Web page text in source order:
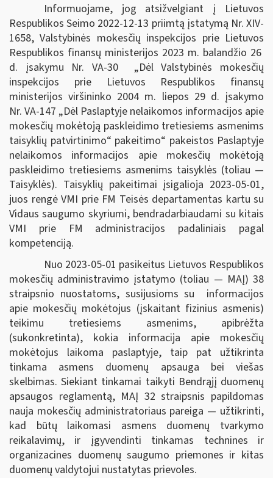
Informuojame, jog atsižvelgiant į Lietuvos
Respublikos Seimo 2022-12-13 priimtą įstatymą Nr. XIV-
1658, Valstybinės mokesčių inspekcijos prie Lietuvos
Respublikos finansų ministerijos 2023 m. balandžio 26
d. įsakymu Nr. VA-30 „Dėl Valstybinės mokesčių
inspekcijos prie Lietuvos Respublikos finansų
ministerijos viršininko 2004 m. liepos 29 d. įsakymo
Nr. VA-147 „Dėl Paslaptyje nelaikomos informacijos apie
mokesčių mokėtoją paskleidimo tretiesiems asmenims
taisyklių patvirtinimo“ pakeitimo“ pakeistos Paslaptyje
nelaikomos informacijos apie mokesčių mokėtoją
paskleidimo tretiesiems asmenims taisyklės (toliau —
Taisyklės). Taisyklių pakeitimai įsigalioja 2023-05-01,
juos rengė VMI prie FM Teisės departamentas kartu su
Vidaus saugumo skyriumi, bendradarbiaudami su kitais
VMI prie FM administracijos padaliniais pagal
kompetenciją.
Nuo 2023-05-01 pasikeitus Lietuvos Respublikos
mokesčių administravimo įstatymo (toliau — MAĮ) 38
straipsnio nuostatoms, susijusioms su informacijos
apie mokesčių mokėtojus (įskaitant fizinius asmenis)
teikimu tretiesiems asmenims, apibrėžta
(sukonkretinta), kokia informacija apie mokesčių
mokėtojus laikoma paslaptyje, taip pat užtikrinta
tinkama asmens duomenų apsauga bei viešas
skelbimas. Siekiant tinkamai taikyti Bendrąjį duomenų
apsaugos reglamentą, MAĮ 32 straipsnis papildomas
nauja mokesčių administratoriaus pareiga — užtikrinti,
kad būtų laikomasi asmens duomenų tvarkymo
reikalavimų, ir įgyvendinti tinkamas technines ir
organizacines duomenų saugumo priemones ir kitas
duomenų valdytojui nustatytas prievoles.